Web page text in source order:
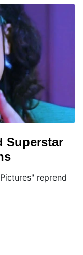
Superstar
reprend